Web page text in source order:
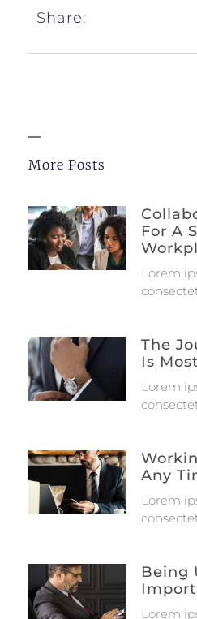
Share:
More Posts
For A
Lorem
The
Is
Lorem
Any
Lorem
Being
Lorem